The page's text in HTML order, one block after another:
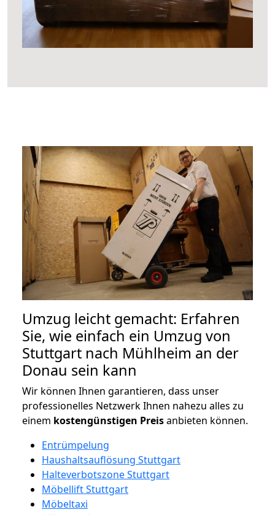
Umzug leicht gemacht: Erfahren
Sie, wie einfach ein Umzug von
Stuttgart nach Mühlheim an der
Donau sein kann
Wir können Ihnen garantieren, dass unser
professionelles Netzwerk Ihnen nahezu alles zu
einem kostengünstigen Preisanbieten können.
Entrümpelung
Haushaltsauflösung Stuttgart
Halteverbotszone Stuttgart
Möbellift Stuttgart
Möbeltaxi